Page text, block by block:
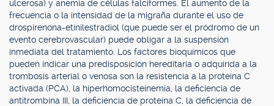
ulcerosa) y anemia de células falciformes. El aumento de la
frecuencia o la intensidad de la migraña durante el uso de
drospirenona-etinilestradiol (que puede ser el pródromo de un
evento cerebrovascular) puede obligar a la suspensión
inmediata del tratamiento. Los factores bioquímicos que
pueden indicar una predisposición hereditaria o adquirida a la
trombosis arterial o venosa son la resistencia a la proteína C
activada (PCA), la hiperhomocisteinemia, la deficiencia de
antitrombina III, la deficiencia de proteína C, la deficiencia de